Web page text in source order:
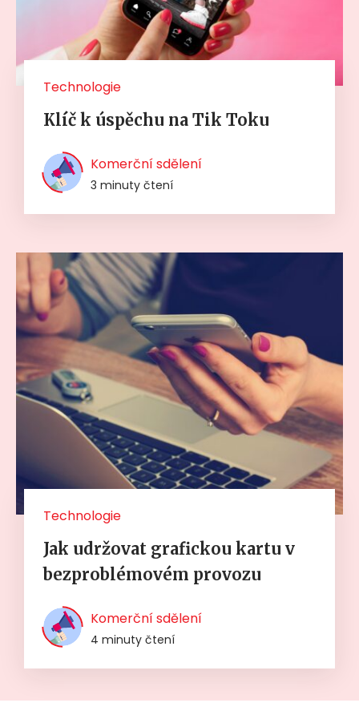
Technologie
Klíč k úspěchu na Tik Toku
Komerční sdělení
3 minuty čtení
Technologie
Jak udržovat grafickou kartu v
bezproblémovém provozu
Komerční sdělení
4 minuty čtení